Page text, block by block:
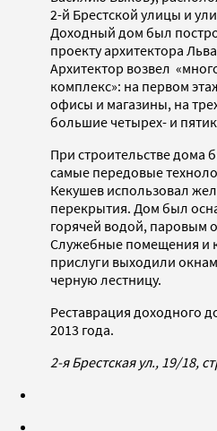
2-й Брестской улицы и
Доходный дом был
проекту архитектора
Архитектор возвел
комплекс»: на первом
офисы и магазины, на
большие четырех- и
При строительстве дома
самые передовые
Кекушев использовал
перекрытия. Дом был
горячей водой, паровым
Служебные помещения и
прислуги выходили
черную лестницу.
Реставрация доходного
2013 года.
2-я Брестская ул., 19/18,